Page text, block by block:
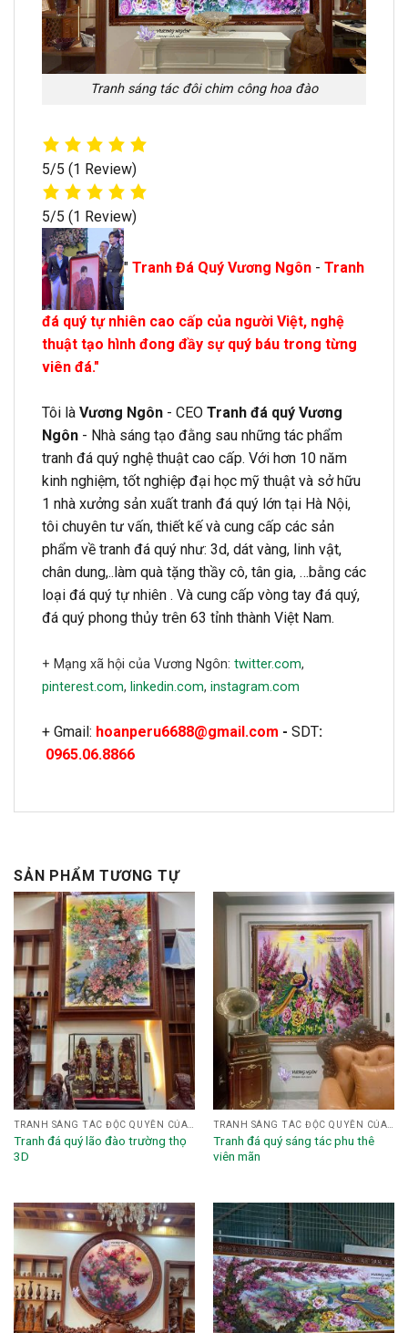
Tranh sáng tác đôi chim công hoa đào
5/5 (1 Review)
5/5 (1 Review)
" Tranh Đá Quý Vương Ngôn - Tranh
đá quý tự nhiên cao cấp của người Việt, nghệ
thuật tạo hình đong đầy sự quý báu trong từng
viên đá."
Tôi là Vương Ngôn - CEO Tranh đá quý Vương
Ngôn - Nhà sáng tạo đằng sau những tác phẩm
tranh đá quý nghệ thuật cao cấp. Với hơn 10 năm
kinh nghiệm, tốt nghiệp đại học mỹ thuật và sở hữu
1 nhà xưởng sản xuất tranh đá quý lớn tại Hà Nội,
tôi chuyên tư vấn, thiết kế và cung cấp các sản
phẩm về tranh đá quý như: 3d, dát vàng, linh vật,
chân dung,..làm quà tặng thầy cô, tân gia, …bằng các
loại đá quý tự nhiên . Và cung cấp vòng tay đá quý,
đá quý phong thủy trên 63 tỉnh thành Việt Nam.
+ Mạng xã hội của Vương Ngôn: twitter.com,
pinterest.com, linkedin.com, instagram.com
+ Gmail: hoanperu6688@gmail.com - SDT:
0965.06.8866
SẢN PHẨM TƯƠNG TỰ
Tranh đá quý lão đào trường thọ
3D
Tranh đá quý sáng tác phu thê
viên mãn